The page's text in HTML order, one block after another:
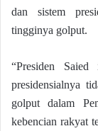
dan sistem
tingginya golput.
“Presiden
presidensialnya
golput dalam
kebencian rakyat